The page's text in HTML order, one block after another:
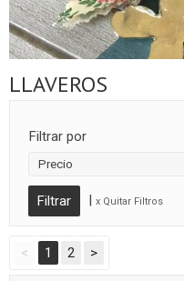
LLAVEROS
Filtrar por
Precio
| x Quitar Filtros
< 1 2 >